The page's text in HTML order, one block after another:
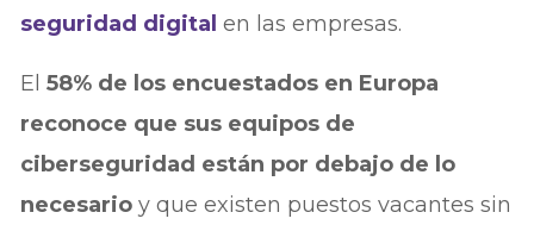
seguridad digitalen las empresas.
El58% de los encuestados en Europa
reconoce que sus equipos de
ciberseguridad están por debajo de lo
necesario y que existen puestos vacantes sin